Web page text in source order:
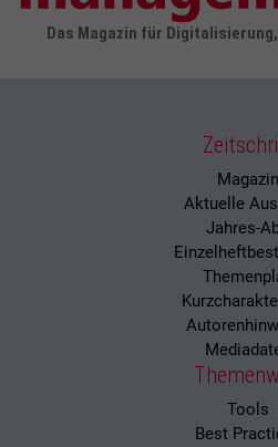
Das Magazin für
Magazin
Aktuelle
Jahres-
Tools
Best